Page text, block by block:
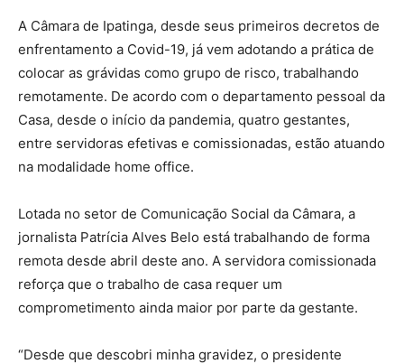
A Câmara de Ipatinga, desde seus primeiros decretos de
enfrentamento a Covid-19, já vem adotando a prática de
colocar as grávidas como grupo de risco, trabalhando
remotamente. De acordo com o departamento pessoal da
Casa, desde o início da pandemia, quatro gestantes,
entre servidoras efetivas e comissionadas, estão atuando
na modalidade home office.
Lotada no setor de Comunicação Social da Câmara, a
jornalista Patrícia Alves Belo está trabalhando de forma
remota desde abril deste ano. A servidora comissionada
reforça que o trabalho de casa requer um
comprometimento ainda maior por parte da gestante.
“Desde que descobri minha gravidez, o presidente